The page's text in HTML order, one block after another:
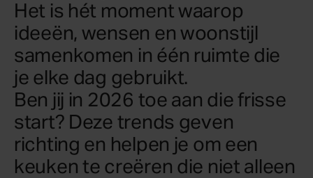
Het is hét moment waarop
ideeën, wensen en woonstijl
samenkomen in één ruimte die
je elke dag gebruikt.
Ben jij in 2026 toe aan die frisse
start? Deze trends geven
richting en helpen je om een
keuken te creëren die niet alleen